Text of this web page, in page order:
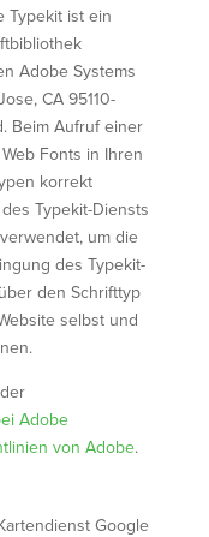
Typekit ist ein
Adobe Systems
CA 95110-
Beim Aufruf einer
Fonts in Ihren
korrekt
Typekit-Diensts
um die
des Typekit-
den Schrifttyp
selbst und
Adobe
von Adobe.
Google